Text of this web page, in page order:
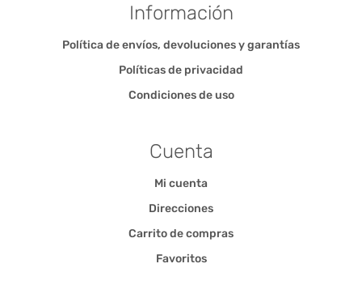
Información
Política de envíos, devoluciones y garantías
Políticas de privacidad
Condiciones de uso
Cuenta
Mi cuenta
Direcciones
Carrito de compras
Favoritos